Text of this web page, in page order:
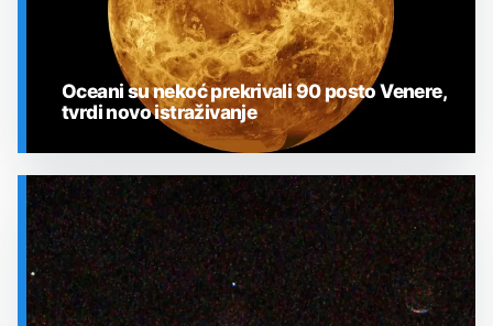
SVEMIR
Oceani su nekoć prekrivali 90 posto Venere,
tvrdi novo istraživanje